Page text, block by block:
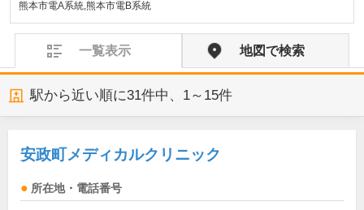
熊本市電A系統,熊本市電B系統
一覧表示 地図で検索
駅から近い順に31件中、 1～15件
安政町メディカルクリニック
所在地・電話番号